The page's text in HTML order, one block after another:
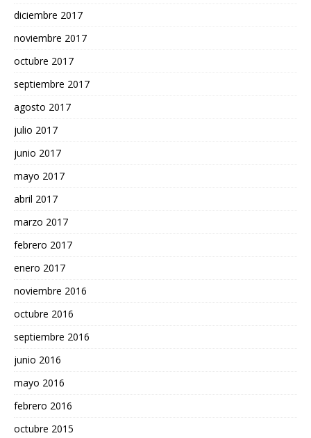
diciembre 2017
noviembre 2017
octubre 2017
septiembre 2017
agosto 2017
julio 2017
junio 2017
mayo 2017
abril 2017
marzo 2017
febrero 2017
enero 2017
noviembre 2016
octubre 2016
septiembre 2016
junio 2016
mayo 2016
febrero 2016
octubre 2015